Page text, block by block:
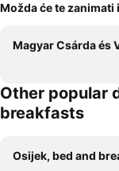
Možda će te
Magyar Csárda és
Other popular
breakfasts
Osijek, bed and